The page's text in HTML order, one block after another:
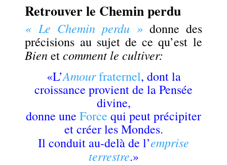
Retrouver le Chemin perdu
« Le Chemin perdu » donne des
précisions au sujet de ce qu’est le
Bienetcomment le cultiver:
«L’Amour fraternel, dont la
croissance provient de la Pensée
divine,
donne une Force qui peut précipiter
et créer les Mondes.
Il conduit au-delà de l’emprise
terrestre.»